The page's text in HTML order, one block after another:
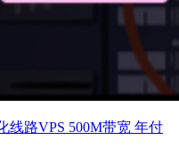
线路VPS 500M带宽 年付